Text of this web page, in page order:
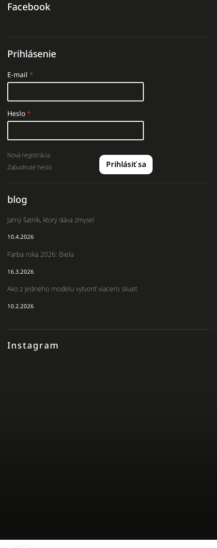
Facebook
Instagram
Prihlásenie
E-mail
Heslo
Prihlásiť sa
Nová registrácia
Zabudnuté heslo
blog
Jarný šatník, ktorý dáva zmysel
10.4.2026
Farba roka 2026: Biela
16.3.2026
Ako z jedného modelu vytvoriť viacero siluet
10.2.2026